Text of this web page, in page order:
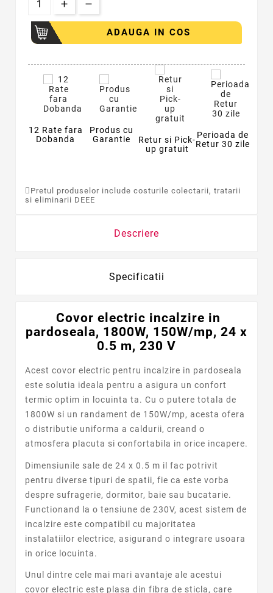
ADAUGA IN COS
12 Rate fara
Dobanda
Produs cu
Garantie
Retur si Pick-
up gratuit
Perioada de
Retur 30 zile
Pretul produselor include costurile colectarii, tratarii
si eliminarii DEEE
Descriere
Specificatii
Covor electric incalzire in
pardoseala, 1800W, 150W/mp, 24 x
0.5 m, 230 V
Acest covor electric pentru incalzire in pardoseala
este solutia ideala pentru a asigura un confort
termic optim in locuinta ta. Cu o putere totala de
1800W si un randament de 150W/mp, acesta ofera
o distributie uniforma a caldurii, creand o
atmosfera placuta si confortabila in orice incapere.
Dimensiunile sale de 24 x 0.5 m il fac potrivit
pentru diverse tipuri de spatii, fie ca este vorba
despre sufragerie, dormitor, baie sau bucatarie.
Functionand la o tensiune de 230V, acest sistem de
incalzire este compatibil cu majoritatea
instalatiilor electrice, asigurand o integrare usoara
in orice locuinta.
Unul dintre cele mai mari avantaje ale acestui
covor electric este plasa din fibra de sticla, care